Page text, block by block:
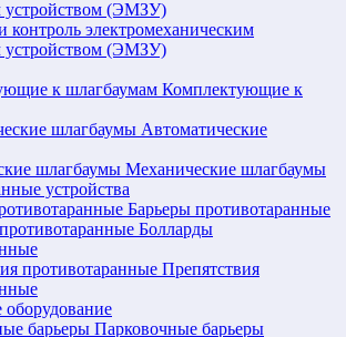
контроль электромеханическим
(ЭМЗУ)
Комплектующие к
Автоматические
Механические шлагбаумы
устройства
Барьеры противотаранные
Болларды
Препятствия
Парковочные барьеры